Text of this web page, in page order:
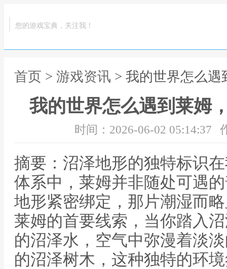
您的游戏宝典，关注我！
首页 > 游戏资讯 > 我的世界怎么
我的世界怎么遇到莱姆
时间：2026-06-02 05:14:37
摘要：沼泽地形的独特标识
体系中，莱姆并非随处可遇
地形紧密绑定，那片潮湿而
莱姆的首要线索，当你踏入
的沼泽水，空气中弥漫着淡
的沼泽树木，这种独特的环